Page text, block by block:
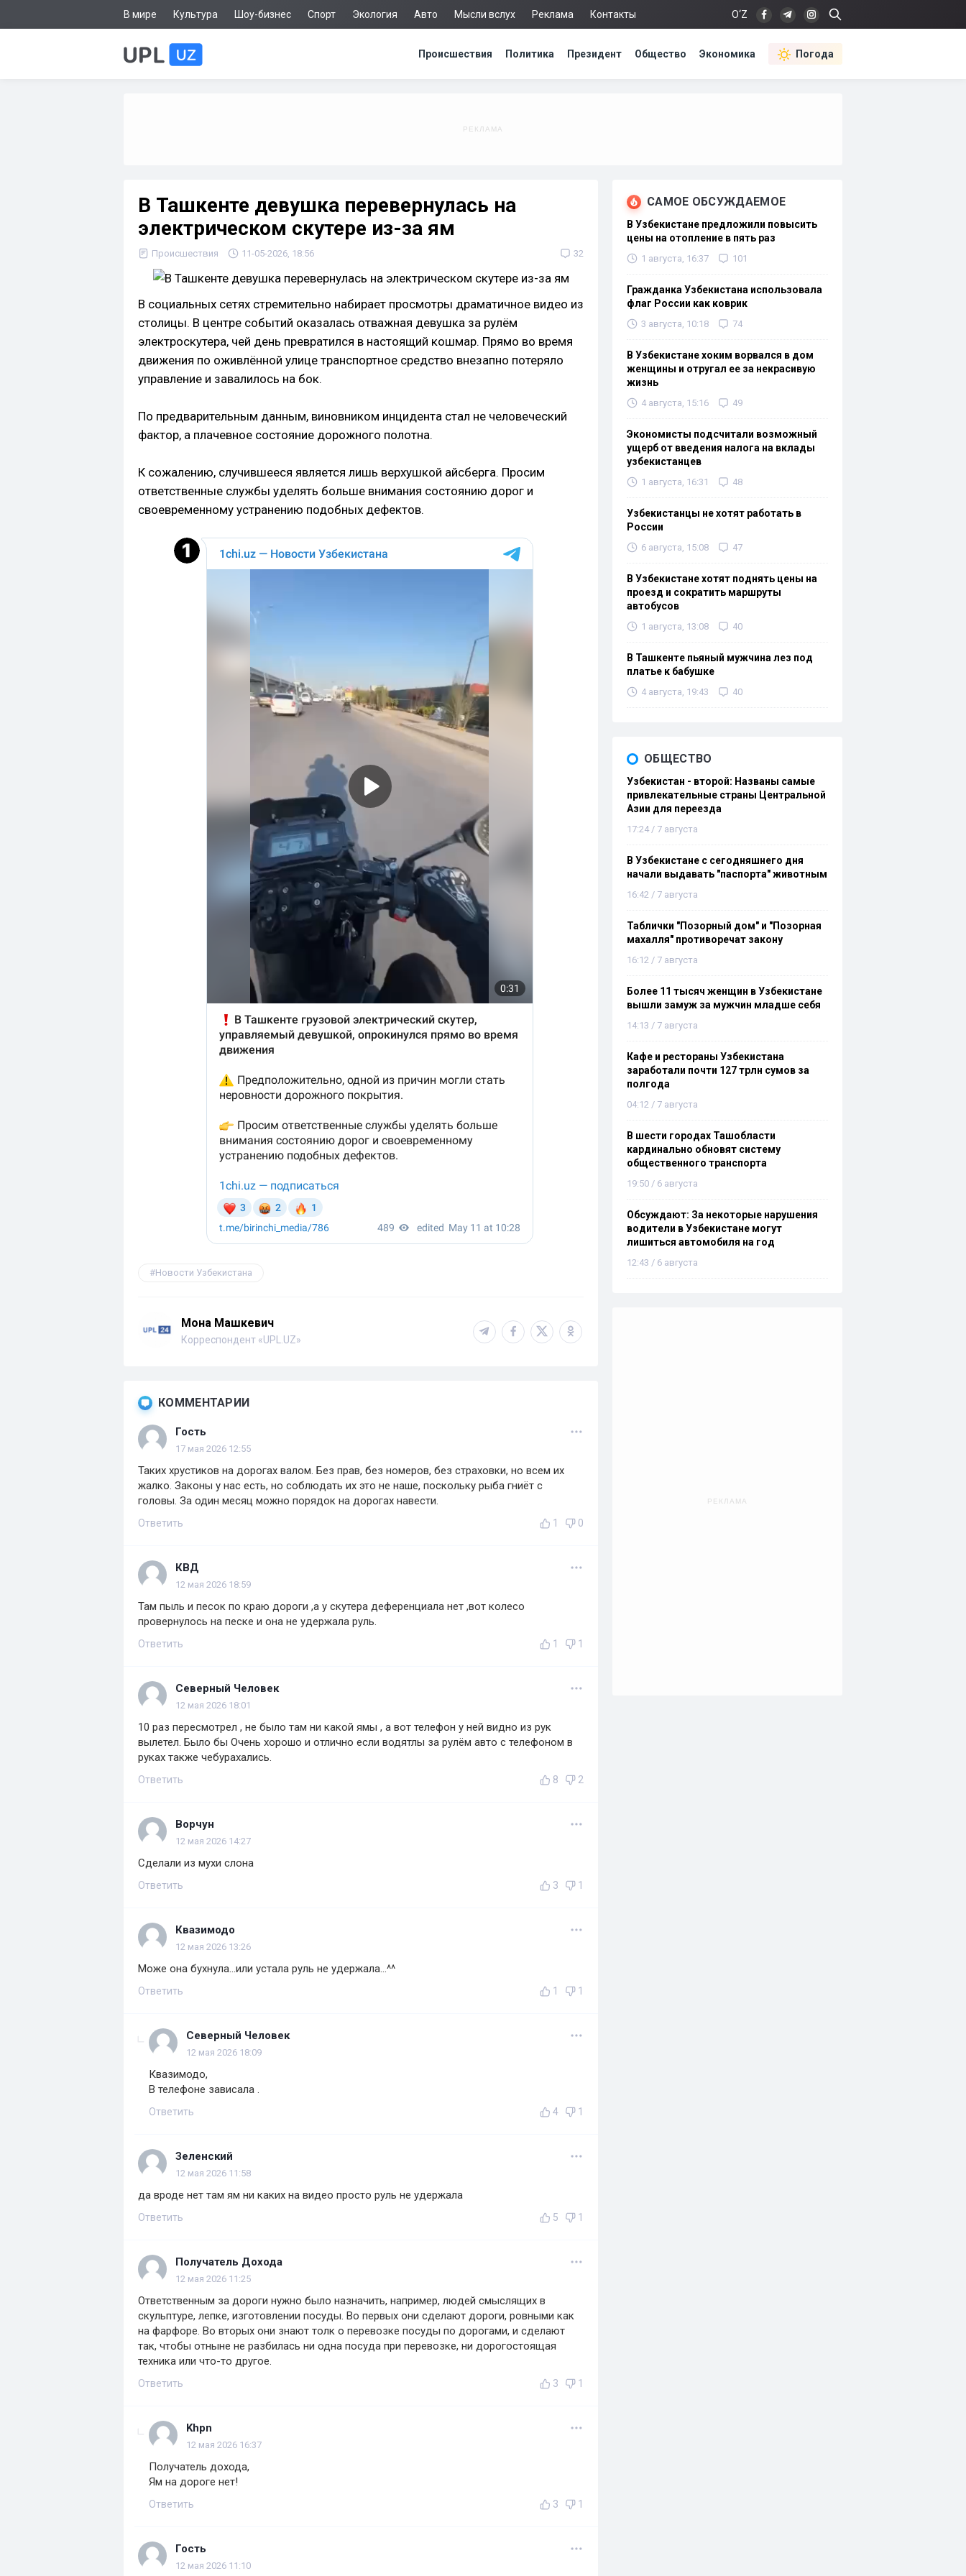
В мире Культура Шоу-бизнес Спорт Экология Авто Мысли вслух Реклама Контакты O‘Z
Происшествия Политика Президент Общество Экономика Погода
В Ташкенте девушка перевернулась на
электрическом скутере из-за ям
Происшествия 11-05-2026, 18:56 32
В социальных сетях стремительно набирает просмотры драматичное видео из
столицы. В центре событий оказалась отважная девушка за рулём
электроскутера, чей день превратился в настоящий кошмар. Прямо во время
движения по оживлённой улице транспортное средство внезапно потеряло
управление и завалилось на бок.
По предварительным данным, виновником инцидента стал не человеческий
фактор, а плачевное состояние дорожного полотна.
К сожалению, случившееся является лишь верхушкой айсберга. Просим
ответственные службы уделять больше внимания состоянию дорог и
своевременному устранению подобных дефектов.
Новости Узбекистана
Мона Машкевич
Корреспондент «UPL.UZ»
КОММЕНТАРИИ
Гость
17 мая 2026 12:55
Таких хрустиков на дорогах валом. Без прав, без номеров, без страховки, но всем их
жалко. Законы у нас есть, но соблюдать их это не наше, поскольку рыба гниёт с
головы. За один месяц можно порядок на дорогах навести.
Ответить 1 0
КВД
12 мая 2026 18:59
Там пыль и песок по краю дороги ,а у скутера деференциала нет ,вот колесо
провернулось на песке и она не удержала руль.
Ответить 1 1
Северный Человек
12 мая 2026 18:01
10 раз пересмотрел , не было там ни какой ямы , а вот телефон у ней видно из рук
вылетел. Было бы Очень хорошо и отлично если водятлы за рулём авто с телефоном в
руках также чебурахались.
Ответить 8 2
Ворчун
12 мая 2026 14:27
Сделали из мухи слона
Ответить 3 1
Квазимодо
12 мая 2026 13:26
Може она бухнула...или устала руль не удержала...^^
Ответить 1 1
Северный Человек
12 мая 2026 18:09
Квазимодо,
В телефоне зависала .
Ответить 4 1
Зеленский
12 мая 2026 11:58
да вроде нет там ям ни каких на видео просто руль не удержала
Ответить 5 1
Получатель Дохода
12 мая 2026 11:25
Ответственным за дороги нужно было назначить, например, людей смыслящих в
скульптуре, лепке, изготовлении посуды. Во первых они сделают дороги, ровными как
на фарфоре. Во вторых они знают толк о перевозке посуды по дорогами, и сделают
так, чтобы отныне не разбилась ни одна посуда при перевозке, ни дорогостоящая
техника или что-то другое.
Ответить 3 1
Khpn
12 мая 2026 16:37
Получатель дохода,
Ям на дороге нет!
Ответить 3 1
Гость
12 мая 2026 11:10
САМОЕ ОБСУЖДАЕМОЕ
В Узбекистане предложили повысить
цены на отопление в пять раз
1 августа, 16:37 101
Гражданка Узбекистана использовала
флаг России как коврик
3 августа, 10:18 74
В Узбекистане хоким ворвался в дом
женщины и отругал ее за некрасивую
жизнь
4 августа, 15:16 49
Экономисты подсчитали возможный
ущерб от введения налога на вклады
узбекистанцев
1 августа, 16:31 48
Узбекистанцы не хотят работать в
России
6 августа, 15:08 47
В Узбекистане хотят поднять цены на
проезд и сократить маршруты
автобусов
1 августа, 13:08 40
В Ташкенте пьяный мужчина лез под
платье к бабушке
4 августа, 19:43 40
ОБЩЕСТВО
Узбекистан - второй: Названы самые
привлекательные страны Центральной
Азии для переезда
17:24 / 7 августа
В Узбекистане с сегодняшнего дня
начали выдавать "паспорта" животным
16:42 / 7 августа
Таблички "Позорный дом" и "Позорная
махалля" противоречат закону
16:12 / 7 августа
Более 11 тысяч женщин в Узбекистане
вышли замуж за мужчин младше себя
14:13 / 7 августа
Кафе и рестораны Узбекистана
заработали почти 127 трлн сумов за
полгода
04:12 / 7 августа
В шести городах Ташобласти
кардинально обновят систему
общественного транспорта
19:50 / 6 августа
Обсуждают: За некоторые нарушения
водители в Узбекистане могут
лишиться автомобиля на год
12:43 / 6 августа